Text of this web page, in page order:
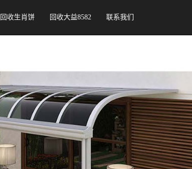
回收生肖饼 回收大益8582 联系我们